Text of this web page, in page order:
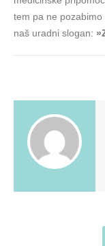
tem pa ne
naš uradni slogan: